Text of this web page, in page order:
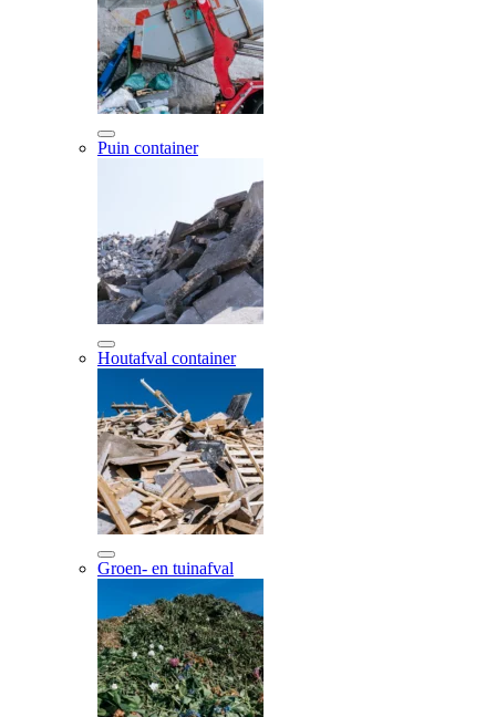
Puin container
Houtafval container
Groen- en tuinafval